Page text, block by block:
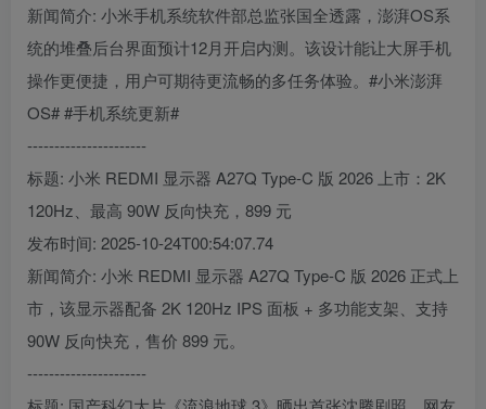
新闻简介: 小米手机系统软件部总监张国全透露，澎湃OS系
统的堆叠后台界面预计12月开启内测。该设计能让大屏手机
操作更便捷，用户可期待更流畅的多任务体验。#小米澎湃
OS# #手机系统更新#
----------------------
标题: 小米 REDMI 显示器 A27Q Type-C 版 2026 上市：2K
120Hz、最高 90W 反向快充，899 元
发布时间: 2025-10-24T00:54:07.74
新闻简介: 小米 REDMI 显示器 A27Q Type-C 版 2026 正式上
市，该显示器配备 2K 120Hz IPS 面板 + 多功能支架、支持
90W 反向快充，售价 899 元。
----------------------